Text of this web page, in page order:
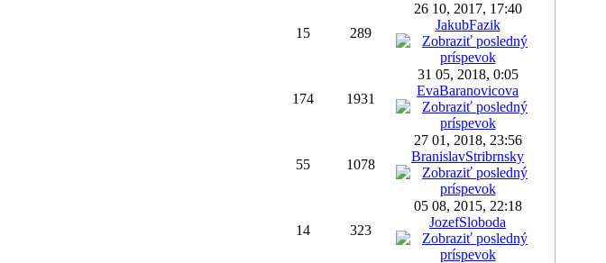
15 289
26 10, 2017, 17:40
JakubFazik
174 1931
31 05, 2018, 0:05
EvaBaranovicova
55 1078
27 01, 2018, 23:56
BranislavStribrnsky
14 323
05 08, 2015, 22:18
JozefSloboda